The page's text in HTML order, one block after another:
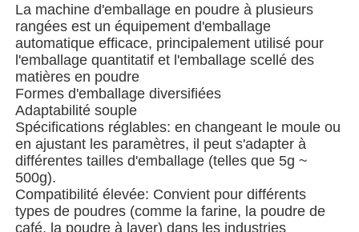
machine de remplissage
machine de boulette
Machine d'emballage de sacs à filets
machine à emballer de sac de maille
Machine à emballer verticale
La machine d'emballage en poudre à plusieurs
rangées est un équipement d'emballage
automatique efficace, principalement utilisé pour
l'emballage quantitatif et l'emballage scellé des
matières en poudre
Formes d'emballage diversifiées
Adaptabilité souple
Spécifications réglables: en changeant le moule ou
en ajustant les paramètres, il peut s'adapter à
différentes tailles d'emballage (telles que 5g ~
500g).
Compatibilité élevée: Convient pour différents
types de poudres (comme la farine, la poudre de
café, la poudre à laver) dans les industries